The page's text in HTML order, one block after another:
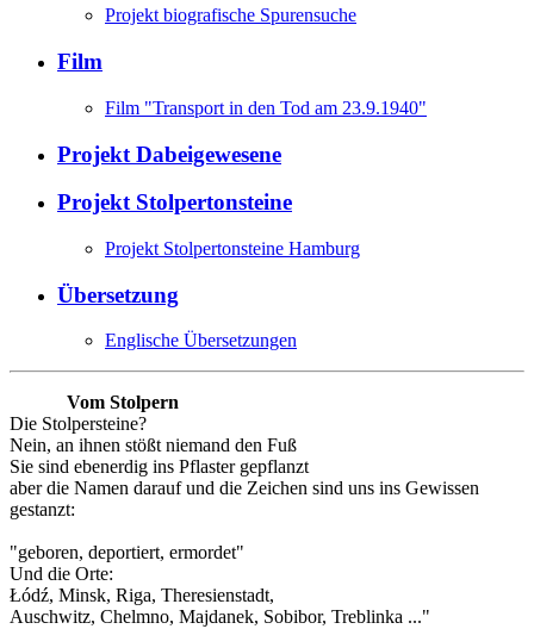
Projekt biografische Spurensuche
Film
Film "Transport in den Tod am 23.9.1940"
Projekt Dabeigewesene
Projekt Stolpertonsteine
Projekt Stolpertonsteine Hamburg
Übersetzung
Englische Übersetzungen
Vom Stolpern
Die Stolpersteine?
Nein, an ihnen stößt niemand den Fuß
Sie sind ebenerdig ins Pflaster gepflanzt
aber die Namen darauf und die Zeichen sind uns ins Gewissen
gestanzt:
"geboren, deportiert, ermordet"
Und die Orte:
Łódź, Minsk, Riga, Theresienstadt,
Auschwitz, Chelmno, Majdanek, Sobibor, Treblinka ..."